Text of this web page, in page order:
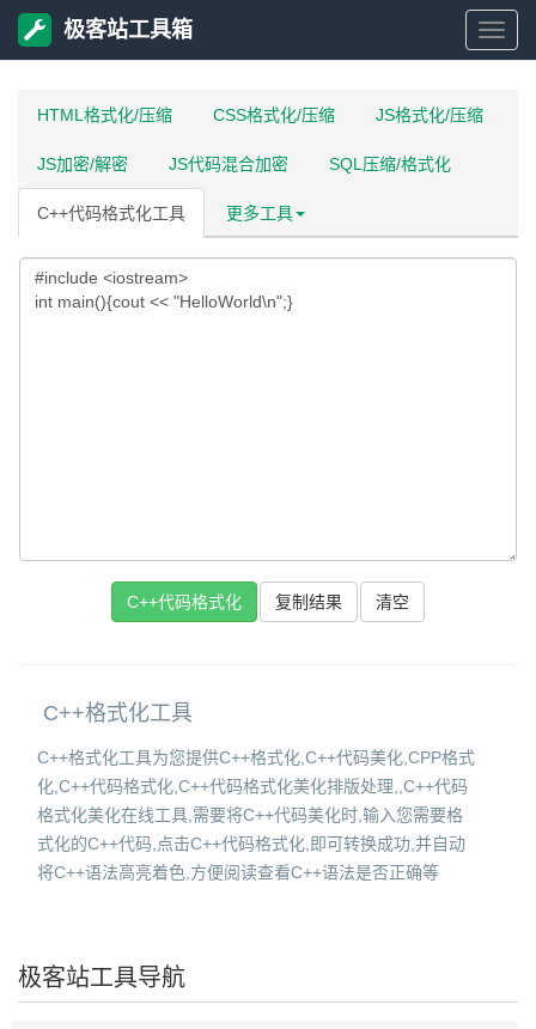
极
极客站工具箱
HTML格式化/压缩 CSS格式化/压缩 JS格式化/压缩
JS加密/解密 JS代码混合加密 SQL压缩/格式化
C++代码格式化工具 更多工具
C++代码格式化 复制结果
C++格式化工具
C++格式化工具为您提供C++格式化,C++代码美化,CPP格式
化,C++代码格式化,C++代码格式化美化排版处理,,C++代码
格式化美化在线工具,需要将C++代码美化时,输入您需要格
式化的C++代码,点击C++代码格式化,即可转换成功,并自动
将C++语法高亮着色,方便阅读查看C++语法是否正确等
极客站工具导航